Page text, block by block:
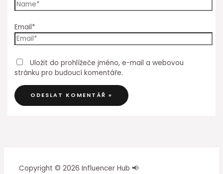
Email*
Uložit do prohlížeče jméno, e-mail a webovou
stránku pro budoucí komentáře.
Copyright © 2026 Influencer Hub 📢